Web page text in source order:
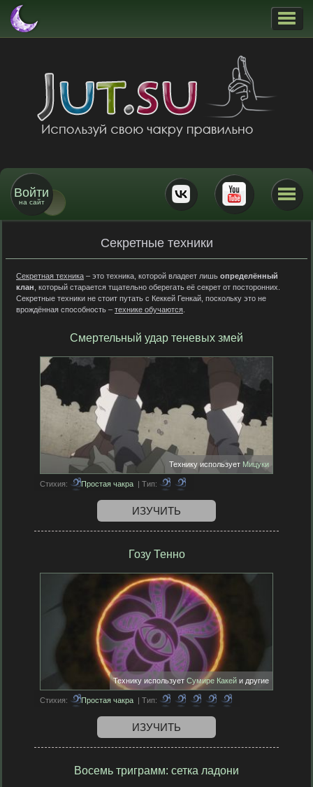
Войти
на сайт
Секретные техники
Секретная техника – это техника, которой владеет лишь определённый
клан , который старается тщательно оберегать её секрет от посторонних.
Секретные техники не стоит путать с Кеккей Генкай, поскольку это не
врождённая способность – технике обучаются
Смертельный удар теневых змей
Технику использует Мицуки
Стихия: Простая чакра | Тип:
ИЗУЧИТЬ
Гозу Тенно
Технику использует Сумире Какей и другие
Стихия: Простая чакра | Тип:
ИЗУЧИТЬ
Восемь триграмм: сетка ладони